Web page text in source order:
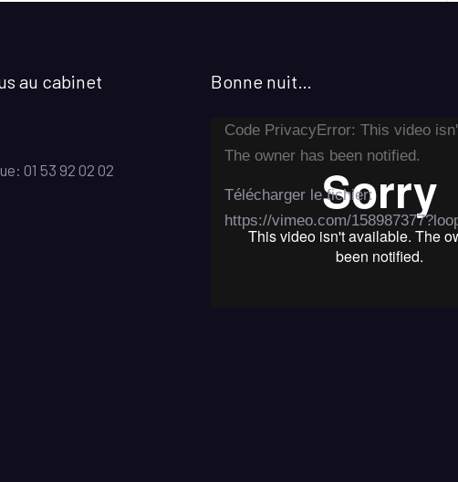
au cabinet
01 53 92 02 02
Bonne nuit…
Lecteur
vidéo
Code PrivacyError: This video
The owner has been notified.
Télécharger le fichier:
https://vimeo.com/